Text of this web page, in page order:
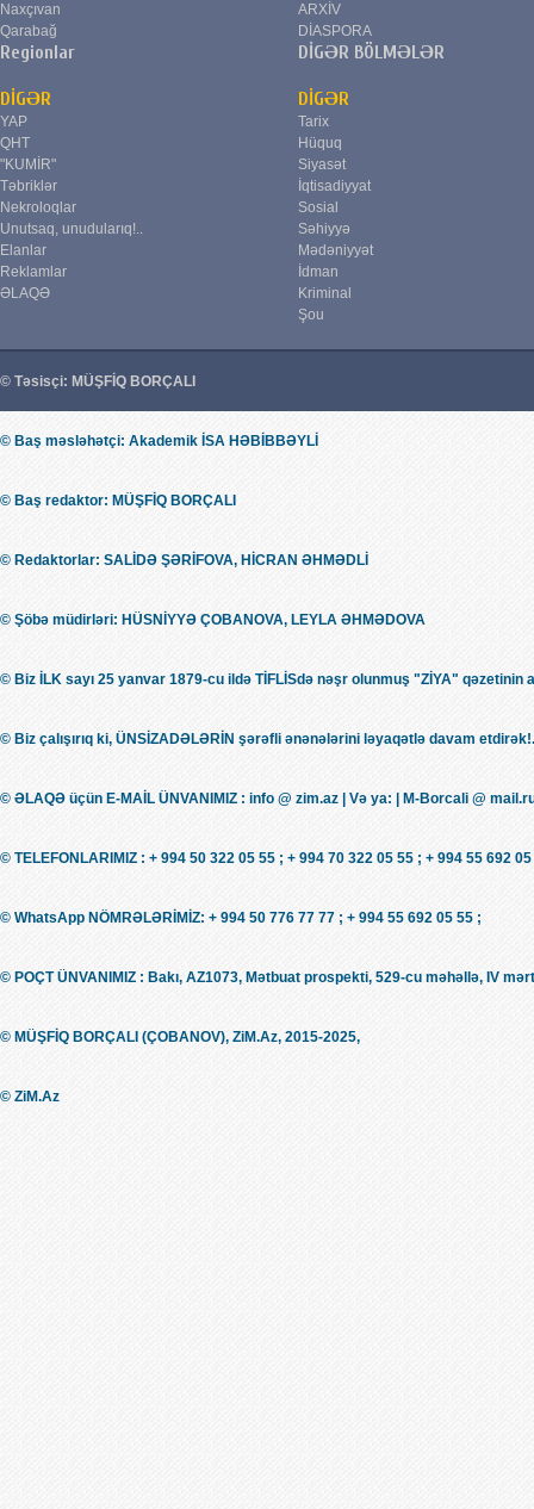
Naxçıvan
Qarabağ
Regionlar
ARXİV
DİASPORA
DİGƏR BÖLMƏLƏR
DİGƏR
YAP
QHT
"KUMİR"
Təbriklər
Nekroloqlar
Unutsaq, unudularıq!..
Elanlar
Reklamlar
ƏLAQƏ
DİGƏR
Tarix
Hüquq
Siyasət
İqtisadiyyat
Sosial
Səhiyyə
Mədəniyyət
İdman
Kriminal
Şou
© Təsisçi: MÜŞFİQ BORÇALI
© Baş məsləhətçi: Akademik İSA HƏBİBBƏYLİ
© Baş redaktor: MÜŞFİQ BORÇALI
© Redaktorlar: SALİDƏ ŞƏRİFOVA, HİCRAN ƏHMƏDLİ
© Şöbə müdirləri: HÜSNİYYƏ ÇOBANOVA, LEYLA ƏHMƏDOVA
© Biz İLK sayı 25 yanvar 1879-cu ildə TİFLİSdə nəşr olunmuş "ZİYA" qəzetinin
© Biz çalışırıq ki, ÜNSİZADƏLƏRİN şərəfli ənənələrini ləyaqətlə davam
© ƏLAQƏ üçün E-MAİL ÜNVANIMIZ : info @ zim.az | Və ya: | M-Borcali @
© TELEFONLARIMIZ : + 994 50 322 05 55 ; + 994 70 322 05 55 ; + 994 55 692
© WhatsApp NÖMRƏLƏRİMİZ: + 994 50 776 77 77 ; + 994 55 692 05 55 ;
© POÇT ÜNVANIMIZ : Bakı, AZ1073, Mətbuat prospekti, 529-cu məhəllə, IV
© MÜŞFİQ BORÇALI (ÇOBANOV), ZiM.Az, 2015-2025,
© ZiM.Az